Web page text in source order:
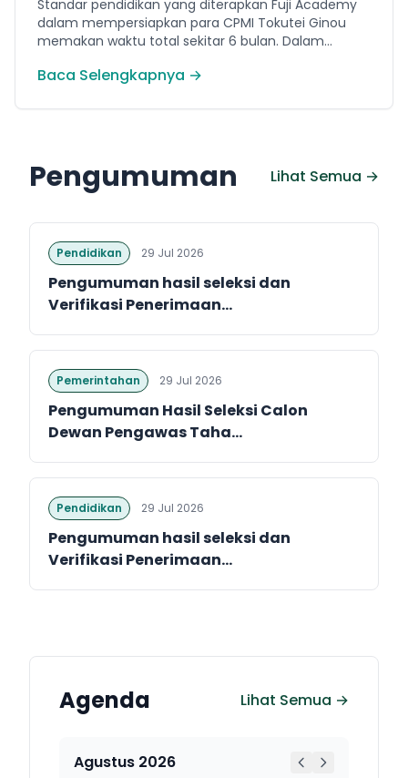
Standar pendidikan yang diterapkan Fuji Academy
dalam mempersiapkan para CPMI Tokutei Ginou
memakan waktu total sekitar 6 bulan. Dalam
menguasai sejumlah kompetensi. Seperti
(internal Fuji Academy). Sertifikasi resmi bahasa
Jepang.
Baca Selengkapnya →
Pengumuman Lihat Semua →
Pendidikan 29 Jul 2026
Pengumuman hasil seleksi dan
Verifikasi Penerimaan...
Pemerintahan 29 Jul 2026
Pengumuman Hasil Seleksi Calon
Dewan Pengawas Taha...
Pendidikan 29 Jul 2026
Pengumuman hasil seleksi dan
Verifikasi Penerimaan...
Agenda Lihat Semua →
Agustus 2026